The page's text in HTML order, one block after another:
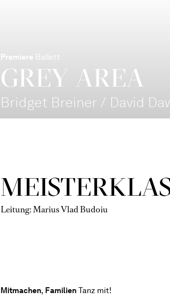
Premiere Ballett
GREY AREA
Bridget Breiner / David
Leitung: Marius Vlad Budoiu
Mitmachen, Familien Tanz mit!